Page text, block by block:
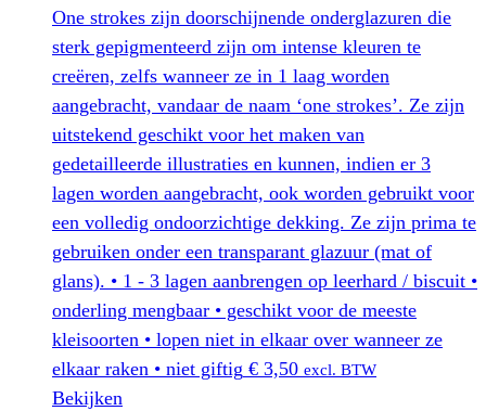
Deze
optie
kan
gekozen
worden
op
de
productpagina
One strokes zijn doorschijnende onderglazuren die
sterk gepigmenteerd zijn om intense kleuren te
creëren, zelfs wanneer ze in 1 laag worden
aangebracht, vandaar de naam ‘one strokes’. Ze zijn
uitstekend geschikt voor het maken van
gedetailleerde illustraties en kunnen, indien er 3
lagen worden aangebracht, ook worden gebruikt voor
een volledig ondoorzichtige dekking. Ze zijn prima te
gebruiken onder een transparant glazuur (mat of
glans). • 1 - 3 lagen aanbrengen op leerhard / biscuit •
onderling mengbaar • geschikt voor de meeste
kleisoorten • lopen niet in elkaar over wanneer ze
elkaar raken • niet giftig € 3,50 excl. BTW
Bekijken